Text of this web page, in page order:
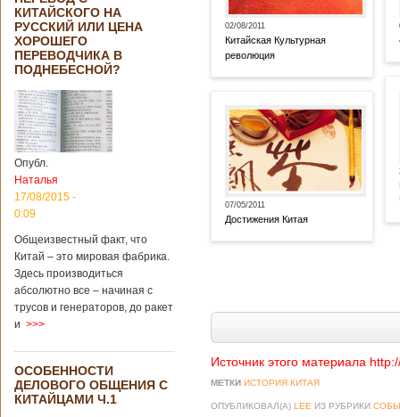
КИТАЙСКОГО НА
РУССКИЙ ИЛИ ЦЕНА
ХОРОШЕГО
ПЕРЕВОДЧИКА В
ПОДНЕБЕСНОЙ?
Опубл.
Наталья
17/08/2015 -
0:09
Общеизвестный факт, что
Китай – это мировая фабрика.
Здесь производиться
абсолютно все – начиная с
трусов и генераторов, до ракет
и >>>
ОСОБЕННОСТИ
ДЕЛОВОГО ОБЩЕНИЯ С
КИТАЙЦАМИ Ч.1
02/08/2011
Китайская Культурная
революция
07/05/2011
Достижения Китая
Источник этого материала
МЕТКИ ИСТОРИЯ КИТАЯ
ОПУБЛИКОВАЛ(А) LEE ИЗ РУБРИКИ